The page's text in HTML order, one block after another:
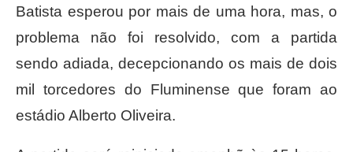
Batista esperou por mais de uma hora, mas, o
problema não foi resolvido, com a partida
sendo adiada, decepcionando os mais de dois
mil torcedores do Fluminense que foram ao
estádio Alberto Oliveira.